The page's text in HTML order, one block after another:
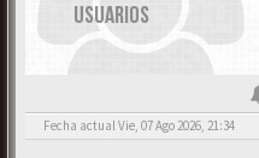
USUARIOS
Fecha actual Vie, 07 Ago 2026, 21:34